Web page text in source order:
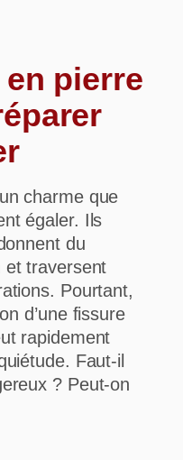
pierre
charme que
égaler. Ils
du
et traversent
Pourtant,
d’une fissure
rapidement
Faut-il
? Peut-on